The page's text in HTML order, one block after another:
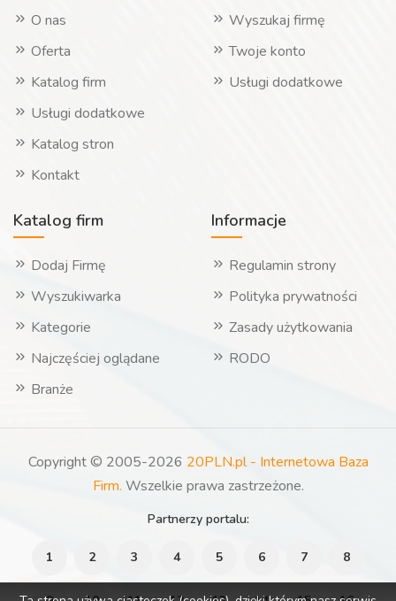
O nas
Oferta
Katalog firm
Usługi dodatkowe
Katalog stron
Kontakt
Wyszukaj firmę
Twoje konto
Usługi dodatkowe
Katalog firm
Dodaj Firmę
Wyszukiwarka
Kategorie
Najczęściej oglądane
Branże
Informacje
Regulamin strony
Polityka prywatności
Zasady użytkowania
RODO
Copyright © 2005-2026 20PLN.pl - Internetowa Baza
Firm. Wszelkie prawa zastrzeżone.
Partnerzy portalu:
1 2 3 4 5 6 7 8